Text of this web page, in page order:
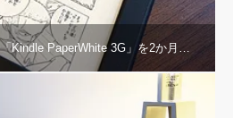
Kindle PaperWhite 3G」を2か月…